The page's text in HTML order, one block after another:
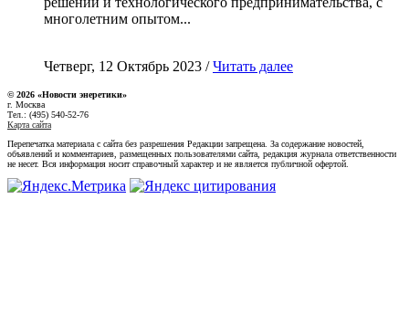
многолетним опытом...
Четверг, 12 Октябрь 2023 /Читать далее
© 2026 «Новости энеретики»
г. Москва
Тел.: (495) 540-52-76
Карта сайта
Перепечатка материала с сайта без разрешения Редакции запрещена. За содержание новостей,
объявлений и комментариев, размещенных пользователями сайта, редакция журнала ответственности
не несет. Вся информация носит справочный характер и не является публичной офертой.